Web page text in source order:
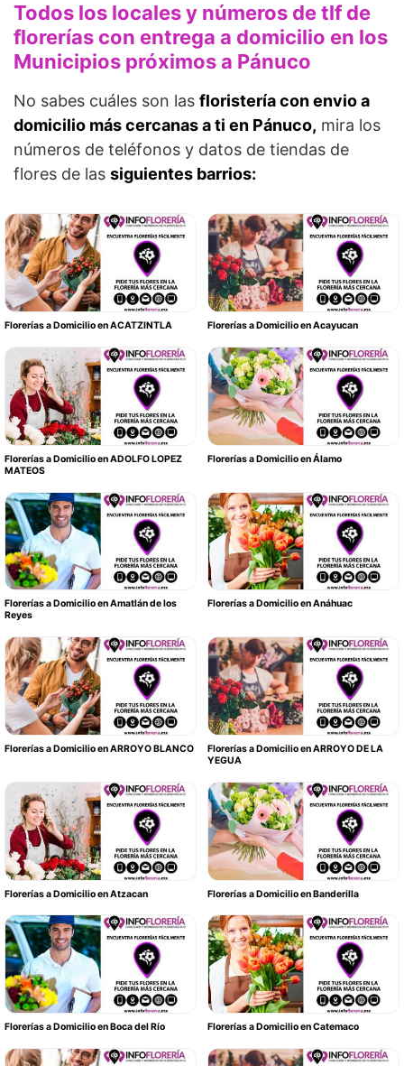
Todos los locales y números de tlf de
florerías con entrega a domicilio en los
Municipios próximos a Pánuco
No sabes cuáles son las floristería con envio a
domicilio más cercanas a ti en Pánuco, mira los
números de teléfonos y datos de tiendas de
flores de las siguientes barrios:
Florerías a Domicilio en ACATZINTLA Florerías a Domicilio en Acayucan
Florerías a Domicilio en ADOLFO LOPEZ
MATEOS
Florerías a Domicilio en Álamo
Florerías a Domicilio en Amatlán de los
Reyes
Florerías a Domicilio en Anáhuac
Florerías a Domicilio en ARROYO BLANCO
Florerías a Domicilio en ARROYO DE LA
YEGUA
Florerías a Domicilio en Atzacan Florerías a Domicilio en Banderilla
Florerías a Domicilio en Boca del Río Florerías a Domicilio en Catemaco